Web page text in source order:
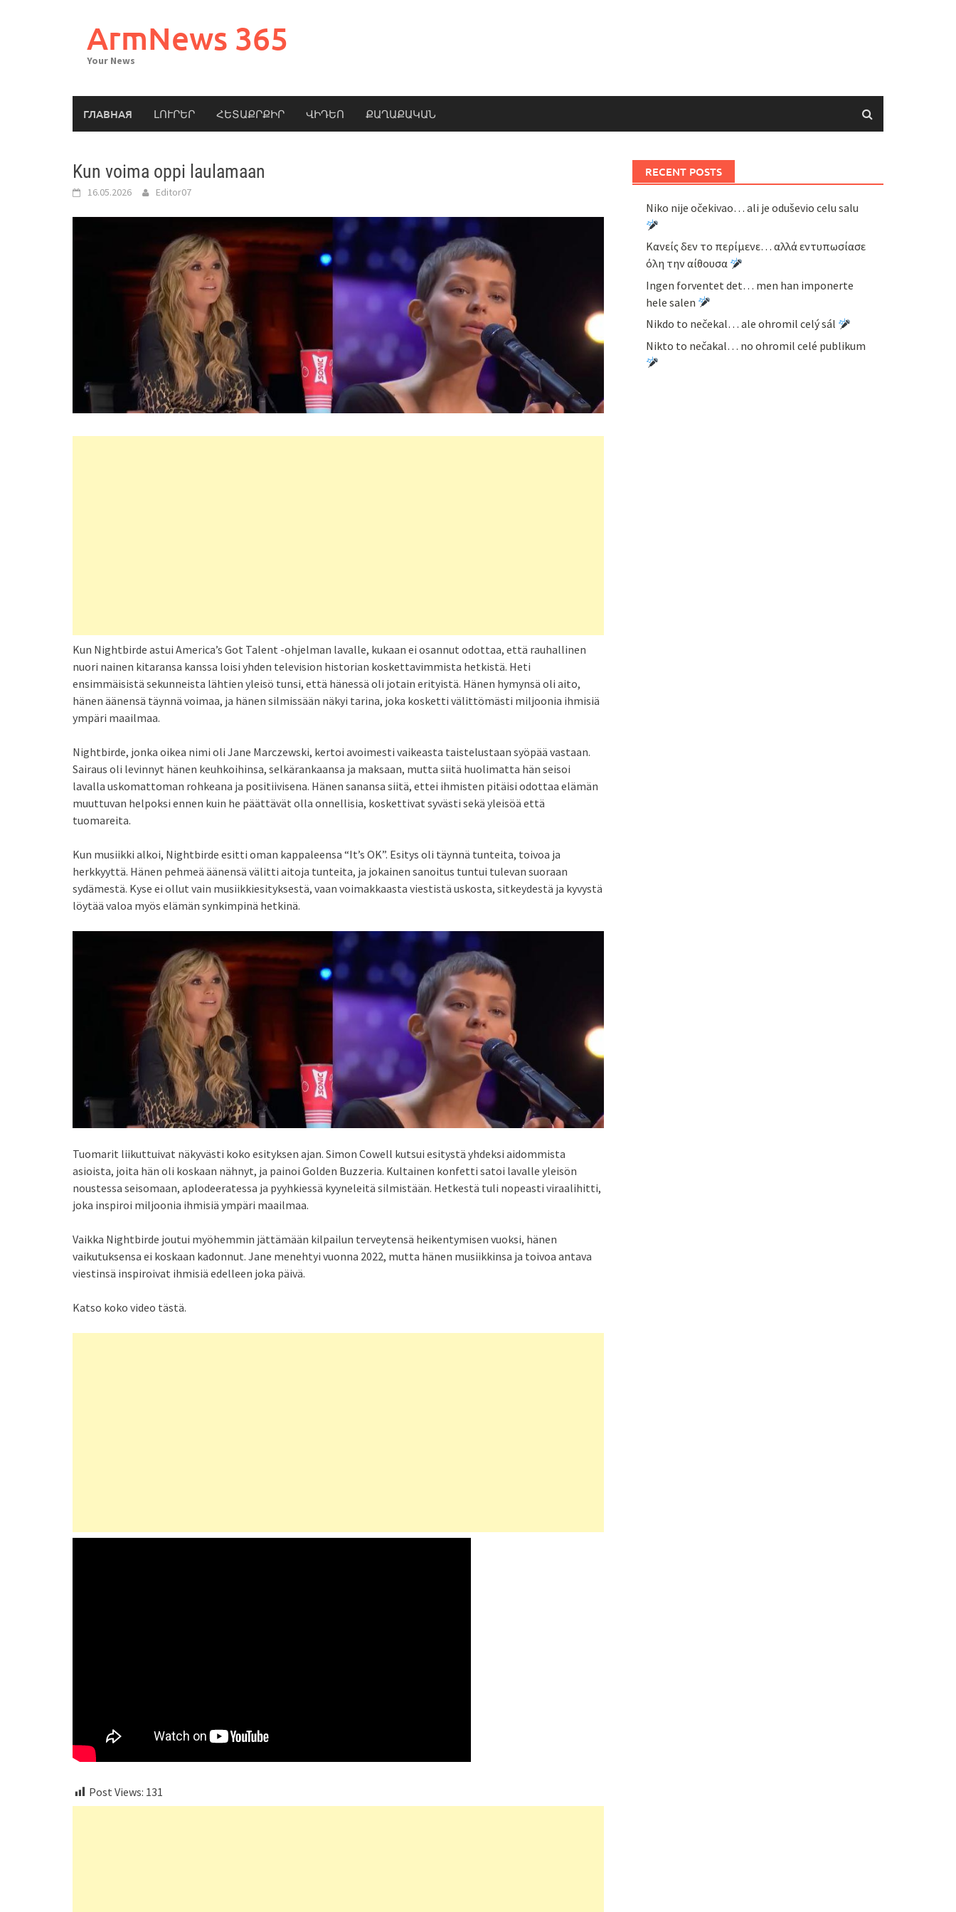
ArmNews 365
Your News
ГЛАВНАЯ ԼՈՒՐԵՐ ՀԵՏԱՔՐՔԻՐ ՎԻԴԵՈ ՔԱՂԱՔԱԿԱՆ
Kun voima oppi laulamaan
16.05.2026 Editor07
Kun Nightbirde astui America’s Got Talent -ohjelman lavalle, kukaan ei osannut odottaa, että rauhallinen
nuori nainen kitaransa kanssa loisi yhden television historian koskettavimmista hetkistä. Heti
ensimmäisistä sekunneista lähtien yleisö tunsi, että hänessä oli jotain erityistä. Hänen hymynsä oli aito,
hänen äänensä täynnä voimaa, ja hänen silmissään näkyi tarina, joka kosketti välittömästi miljoonia ihmisiä
ympäri maailmaa.
Nightbirde, jonka oikea nimi oli Jane Marczewski, kertoi avoimesti vaikeasta taistelustaan syöpää vastaan.
Sairaus oli levinnyt hänen keuhkoihinsa, selkärankaansa ja maksaan, mutta siitä huolimatta hän seisoi
lavalla uskomattoman rohkeana ja positiivisena. Hänen sanansa siitä, ettei ihmisten pitäisi odottaa elämän
muuttuvan helpoksi ennen kuin he päättävät olla onnellisia, koskettivat syvästi sekä yleisöä että
tuomareita.
Kun musiikki alkoi, Nightbirde esitti oman kappaleensa “It’s OK”. Esitys oli täynnä tunteita, toivoa ja
herkkyyttä. Hänen pehmeä äänensä välitti aitoja tunteita, ja jokainen sanoitus tuntui tulevan suoraan
sydämestä. Kyse ei ollut vain musiikkiesityksestä, vaan voimakkaasta viestistä uskosta, sitkeydestä ja kyvystä
löytää valoa myös elämän synkimpinä hetkinä.
Tuomarit liikuttuivat näkyvästi koko esityksen ajan. Simon Cowell kutsui esitystä yhdeksi aidommista
asioista, joita hän oli koskaan nähnyt, ja painoi Golden Buzzeria. Kultainen konfetti satoi lavalle yleisön
noustessa seisomaan, aplodeeratessa ja pyyhkiessä kyyneleitä silmistään. Hetkestä tuli nopeasti viraalihitti,
joka inspiroi miljoonia ihmisiä ympäri maailmaa.
Vaikka Nightbirde joutui myöhemmin jättämään kilpailun terveytensä heikentymisen vuoksi, hänen
vaikutuksensa ei koskaan kadonnut. Jane menehtyi vuonna 2022, mutta hänen musiikkinsa ja toivoa antava
viestinsä inspiroivat ihmisiä edelleen joka päivä.
Katso koko video tästä.
Post Views: 131
RECENT POSTS
Niko nije očekivao… ali je oduševio celu salu
Κανείς δεν το περίμενε… αλλά εντυπωσίασε
όλη την αίθουσα
Ingen forventet det… men han imponerte
hele salen
Nikdo to nečekal… ale ohromil celý sál
Nikto to nečakal… no ohromil celé publikum